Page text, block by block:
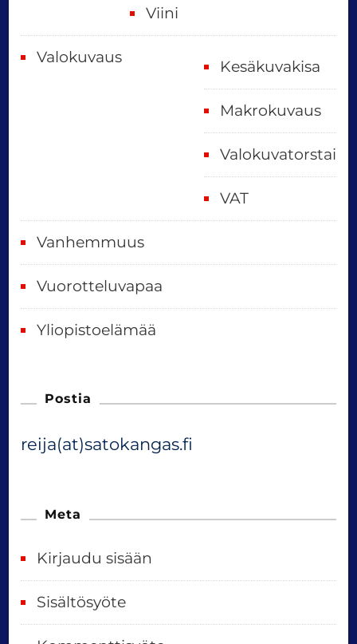
Viini
Valokuvaus
Kesäkuvakisa
Makrokuvaus
Valokuvatorstai
VAT
Vanhemmuus
Vuorotteluvapaa
Yliopistoelämää
Postia
reija(at)satokangas.fi
Meta
Kirjaudu sisään
Sisältösyöte